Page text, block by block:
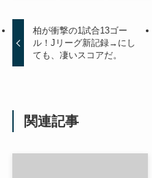
柏が衝撃の1試合13ゴー
ル！Jリーグ新記録→にし
ても、凄いスコアだ。
関連記事